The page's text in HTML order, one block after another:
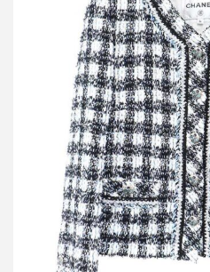
シャネル 23AW ココマークボタン
買取金額
詳しく